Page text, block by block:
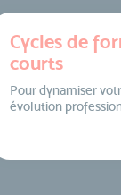
Cycles de
courts
Pour dynamiser
évolution